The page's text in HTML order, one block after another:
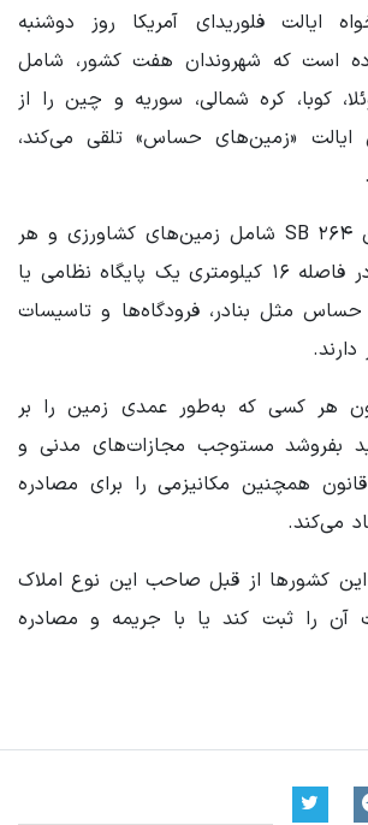
ایالت فلوریدای آمریکا روز دوشنبه
است که شهروندان هفت کشور، شامل
کوبا، کره شمالی، سوریه و چین را از
ایالت «زمین‌های حساس» تلقی می‌کند،
این قانون با عنوان SB ۲۶۴ شامل زمین‌های کشاورزی و هر
زمینی می‌شود که در فاصله ۱۶ کیلومتری یک پایگاه نظامی یا
حساس مثل بنادر، فرودگاه‌ها و تاسیسات
هر کسی که به‌طور عمدی زمین را بر
بفروشد مستوجب مجازات‌های مدنی و
همچنین مکانیزمی را برای مصادره
می‌کند.
این کشورها از قبل صاحب این نوع املاک
آن را ثبت کند یا با جریمه و مصادره